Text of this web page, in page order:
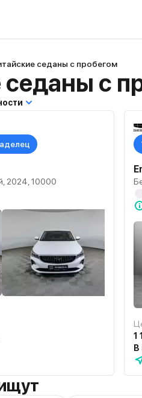
седаны с пробегом
седаны с
2024, 10000
1
В